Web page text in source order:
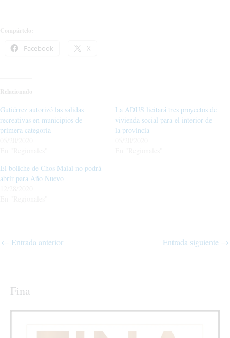
Compártelo:
Facebook X
Relacionado
Gutiérrez autorizó las salidas
recreativas en municipios de
primera categoría
La ADUS licitará tres proyectos de
vivienda social para el interior de
la provincia
El boliche de Chos Malal no podrá
abrir para Año Nuevo
← Entrada anterior Entrada siguiente →
Fina